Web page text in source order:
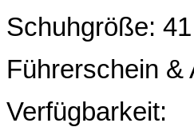
Schuhgröße: 41
Führerschein &
Verfügbarkeit: